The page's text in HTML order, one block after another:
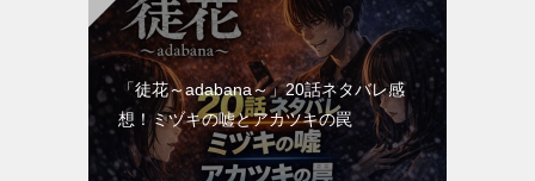
「徒花～adabana～」20話ネタバレ感
想！ミヅキの嘘とアカツキの罠